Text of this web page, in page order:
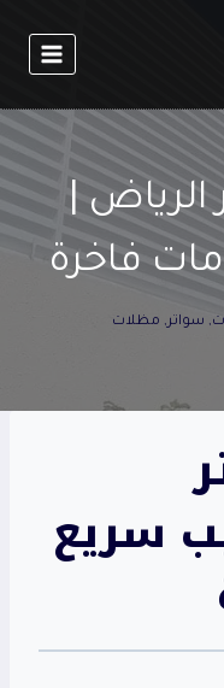
|
فاخرة
, سواتر, مظلات
سريع